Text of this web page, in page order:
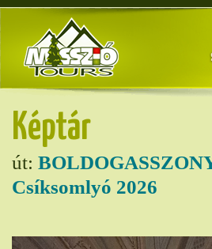
Képtár
út:
Csíksomlyó 2026